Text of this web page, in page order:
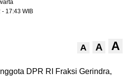
- 17:43 WIB
A A A
DPR RI Fraksi Gerindra,